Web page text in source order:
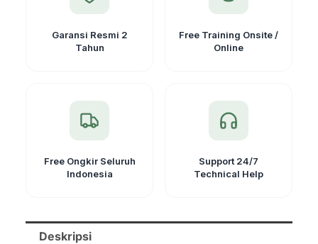
Garansi Resmi 2
Tahun
Free Training Onsite /
Online
Free Ongkir Seluruh
Indonesia
Support 24/7
Technical Help
Deskripsi